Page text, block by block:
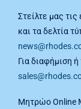
Στείλτε μας
και τα δελτία
Για διαφήμιση
Μητρώο Online